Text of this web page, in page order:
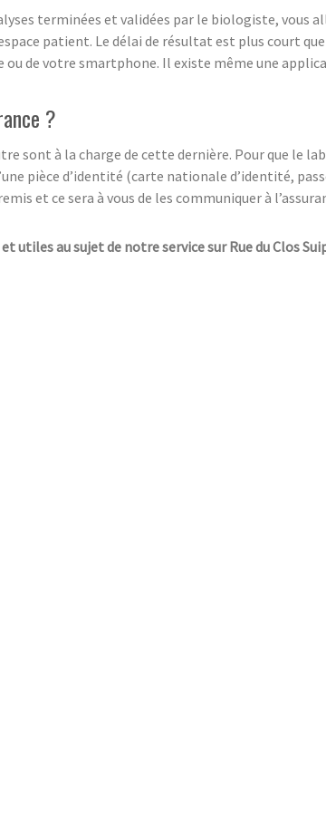
terminées et validées par le biologiste, vous
patient. Le délai de résultat est plus court
de votre smartphone. Il existe même une
?
sont à la charge de cette dernière. Pour que le
pièce d’identité (carte nationale d’identité,
et ce sera à vous de les communiquer à
utiles au sujet de notre service sur Rue du Clos